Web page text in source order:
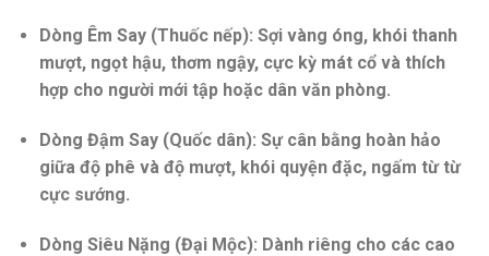
Dòng Êm Say (Thuốc nếp): Sợi vàng óng, khói thanh
mượt, ngọt hậu, thơm ngậy, cực kỳ mát cổ và thích
hợp cho người mới tập hoặc dân văn phòng.
Dòng Đậm Say (Quốc dân): Sự cân bằng hoàn hảo
giữa độ phê và độ mượt, khói quyện đặc, ngấm từ từ
cực sướng.
Dòng Siêu Nặng (Đại Mộc): Dành riêng cho các cao